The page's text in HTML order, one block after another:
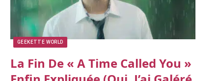
GEEKETTE WORLD
La Fin De « A Time Called You »